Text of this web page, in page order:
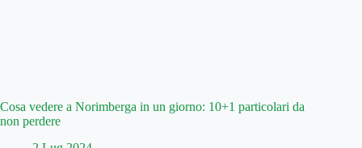
Cosa vedere a Norimberga in un giorno: 10+1 particolari da
non perdere